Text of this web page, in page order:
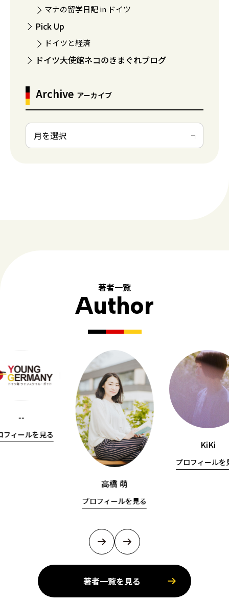
マナの留学日記 in ドイツ
Pick Up
ドイツと経済
ドイツ大使館ネコのきまぐれブログ
Archive アーカイブ
著者一覧
Author
--
フィールを見る
高橋 萌
プロフィールを見る
KiKi
プロフィールを
著者一覧を見る